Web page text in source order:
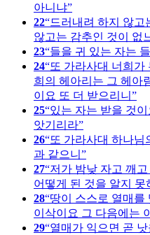
아니냐
22 드러내려 하지 않고
않고는 감추인 것이 없
23 들을 귀 있는 자는
24 또 가라사대 너희가
희의 헤아리는 그 헤아
이요 또 더 받으리니
25 있는 자는 받을 것
앗기리라
26 또 가라사대 하나님
과 같으니
27 저가 밤낮 자고 깨
어떻게 된 것을 알지 못
28 땅이 스스로 열매를
이삭이요 그 다음에는
29 열매가 익으면 곧